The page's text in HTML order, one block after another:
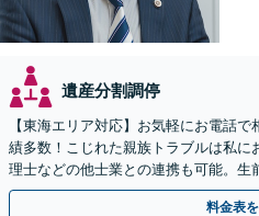
遺産分割調停
【東海エリア対応】お気軽にお電話
績多数！こじれた親族トラブルは私に
理士などの他士業との連携も可能。生
間・休日面談可】【完全個室・秘密厳
料金表